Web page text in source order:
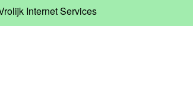
Internet Services